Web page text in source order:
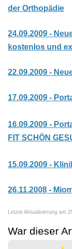
der Orthopädie
24.09.2009 -
kostenlos und
22.09.2009 -
17.09.2009 -
16.09.2009 -
FIT SCHÖN
15.09.2009 -
26.11.2008 -
Letzte Aktualisierung am
War dieser